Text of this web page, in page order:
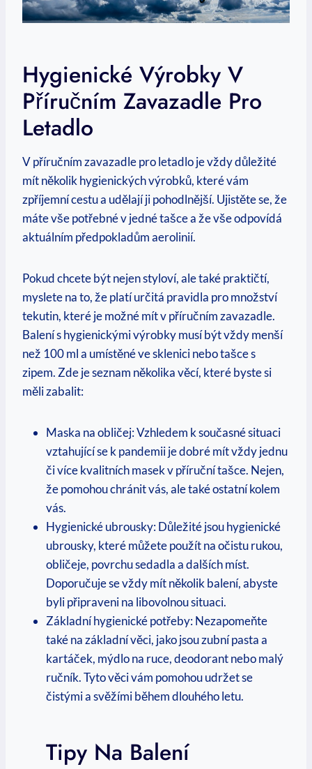
Hygienické Výrobky V
Příručním‍ Zavazadle Pro
Letadlo
V příručním zavazadle ‌pro‍ letadlo​ je vždy důležité
mít​ několik hygienických výrobků, které vám
zpříjemní ‌cestu a udělají ji⁤ pohodlnější. Ujistěte se, že
máte ​vše ​potřebné v jedné⁢ tašce a že vše odpovídá
aktuálním předpokladům aerolinií.
Pokud ​chcete ⁢být nejen‌ styloví,​ ale také praktičtí,
myslete na to,⁤ že platí určitá pravidla pro‍ množství
tekutin, které je možné mít v příručním zavazadle.
Balení s hygienickými výrobky ⁢musí být vždy menší
než 100 ml a umístěné ve sklenici nebo tašce​ s
zipem. Zde je seznam několika věcí, které byste si
měli zabalit:
Maska na‌ obličej: Vzhledem k současné situaci
vztahující se k pandemii je dobré mít vždy⁤ jednu
či‍ více kvalitních masek‌ v příruční tašce. Nejen,
že pomohou chránit vás, ale také ostatní kolem
vás.
Hygienické ubrousky: Důležité jsou hygienické
ubrousky, které můžete použít na očistu rukou,
obličeje, povrchu sedadla a​ dalších míst.
Doporučuje se ⁤vždy mít několik balení, abyste
byli připraveni na libovolnou situaci.
Základní‌ hygienické potřeby: Nezapomeňte
‌také na základní⁣ věci, jako jsou zubní ⁣pasta a
kartáček, mýdlo na ⁢ruce, deodorant nebo malý
ručník. Tyto věci vám pomohou udržet se
čistými a svěžími během dlouhého letu.
Tipy ‍na‌ Balení